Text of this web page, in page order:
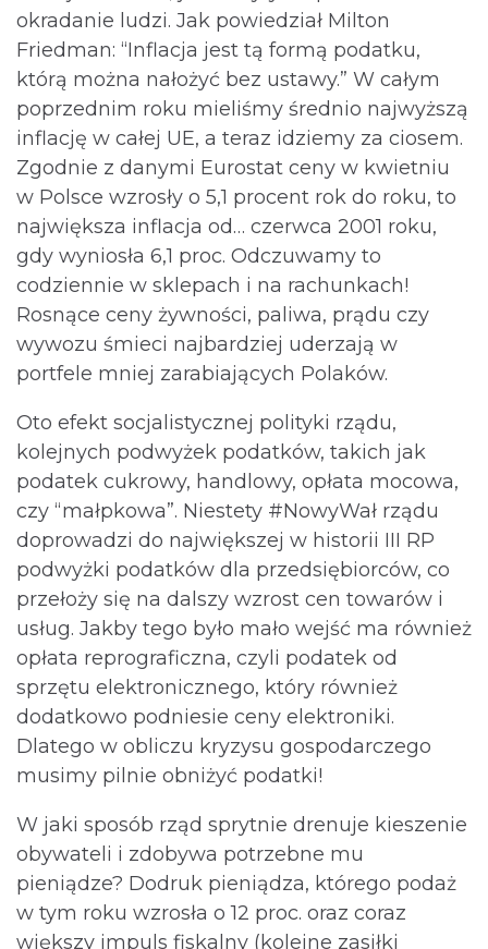
okradanie ludzi. Jak powiedział Milton
Friedman: “Inflacja jest tą formą podatku,
którą można nałożyć bez ustawy.” W całym
poprzednim roku mieliśmy średnio najwyższą
inflację w całej UE, a teraz idziemy za ciosem.
Zgodnie z danymi Eurostat ceny w kwietniu
w Polsce wzrosły o 5,1 procent rok do roku, to
największa inflacja od… czerwca 2001 roku,
gdy wyniosła 6,1 proc. Odczuwamy to
codziennie w sklepach i na rachunkach!
Rosnące ceny żywności, paliwa, prądu czy
wywozu śmieci najbardziej uderzają w
portfele mniej zarabiających Polaków.
Oto efekt socjalistycznej polityki rządu,
kolejnych podwyżek podatków, takich jak
podatek cukrowy, handlowy, opłata mocowa,
czy “małpkowa”. Niestety #NowyWał rządu
doprowadzi do największej w historii III RP
podwyżki podatków dla przedsiębiorców, co
przełoży się na dalszy wzrost cen towarów i
usług. Jakby tego było mało wejść ma również
opłata reprograficzna, czyli podatek od
sprzętu elektronicznego, który również
dodatkowo podniesie ceny elektroniki.
Dlatego w obliczu kryzysu gospodarczego
musimy pilnie obniżyć podatki!
W jaki sposób rząd sprytnie drenuje kieszenie
obywateli i zdobywa potrzebne mu
pieniądze? Dodruk pieniądza, którego podaż
w tym roku wzrosła o 12 proc. oraz coraz
większy impuls fiskalny (kolejne zasiłki